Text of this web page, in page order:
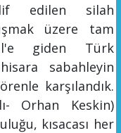
edilen silah
üzere tam
giden Türk
sabahleyin
karşılandık.
Orhan Keskin)
kısacası her